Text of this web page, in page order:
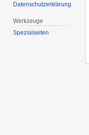
Datenschutzerklärung
Werkzeuge
Spezialseiten